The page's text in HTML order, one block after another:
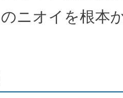
ニオイを根本